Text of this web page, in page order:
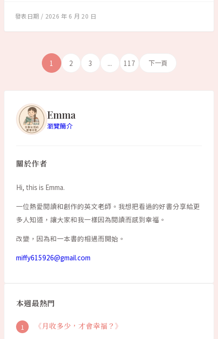
2026 年 6 月 20 日
1 2 3 ... 117 下一頁
Emma
瀏覽簡介
關於作者
Hi, this is Emma.
一位熱愛閱讀和創作的英文老師。我想把看過的好書分享給更
多人知道，讓大家和我一樣因為閱讀而感到幸福。
改變，因為和一本書的相遇而開始。
miffy615926@gmail.com
本週最熱門
《月收多少，才會幸福？》